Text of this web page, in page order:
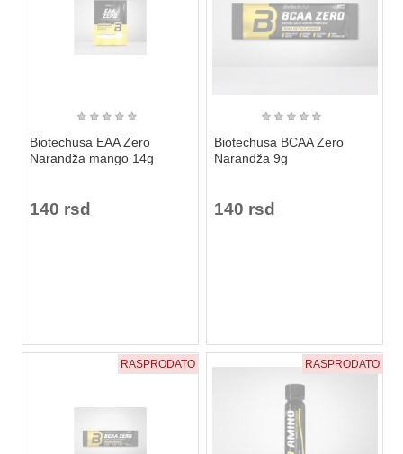
★ ★ ★ ★ ★
Biotechusa EAA Zero
Narandža mango 14g
140 rsd
★ ★ ★ ★ ★
Biotechusa BCAA Zero
Narandža 9g
140 rsd
RASPRODATO RASPRODATO